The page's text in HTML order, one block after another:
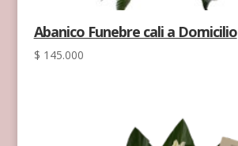
Abanico Funebre cali a Domicilio
$ 145.000